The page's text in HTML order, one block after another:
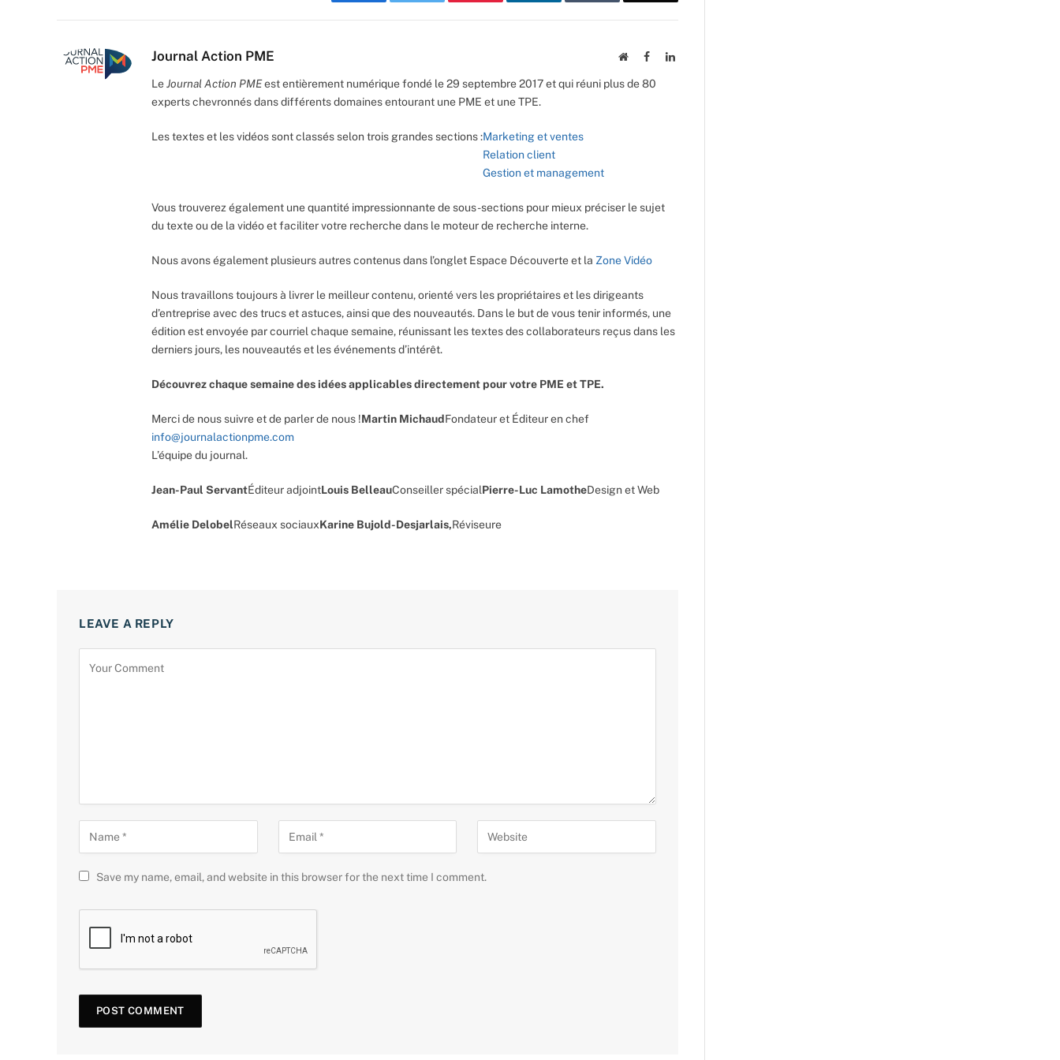
Journal Action PME WebsiteFacebookLinkedIn
LeJournal Action PMEest entièrement numérique fondé le 29 septembre 2017 et qui réuni plus de 80
experts chevronnés dans différents domaines entourant une PME et une TPE.
Les textes et les vidéos sont classés selon trois grandes sections :Marketing et ventes
Relation client
Gestion et management
Vous trouverez également une quantité impressionnante de sous-sections pour mieux préciser le sujet
du texte ou de la vidéo et faciliter votre recherche dans le moteur de recherche interne.
Nous avons également plusieurs autres contenus dans l’onglet Espace Découverte et la Zone Vidéo
Nous travaillons toujours à livrer le meilleur contenu, orienté vers les propriétaires et les dirigeants
d’entreprise avec des trucs et astuces, ainsi que des nouveautés. Dans le but de vous tenir informés, une
édition est envoyée par courriel chaque semaine, réunissant les textes des collaborateurs reçus dans les
derniers jours, les nouveautés et les événements d’intérêt.
Découvrez chaque semaine des idées applicables directement pour votre PME et TPE.
Merci de nous suivre et de parler de nous !
info@journalactionpme.com
L’équipe du journal.
Martin MichaudFondateur et Éditeur en chef
Jean-Paul ServantÉditeur adjointLouis BelleauConseiller spécialPierre-Luc LamotheDesign et Web
Amélie DelobelRéseaux sociauxKarine Bujold-Desjarlais,Réviseure
LEAVE A REPLY
Save my name, email, and website in this browser for the next time I comment.